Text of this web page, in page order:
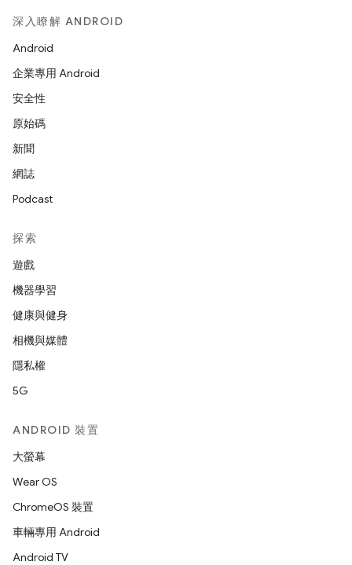
深入瞭解 ANDROID
Android
企業專用 Android
安全性
原始碼
新聞
網誌
Podcast
探索
遊戲
機器學習
健康與健身
相機與媒體
隱私權
5G
ANDROID 裝置
大螢幕
Wear OS
ChromeOS 裝置
車輛專用 Android
Android TV